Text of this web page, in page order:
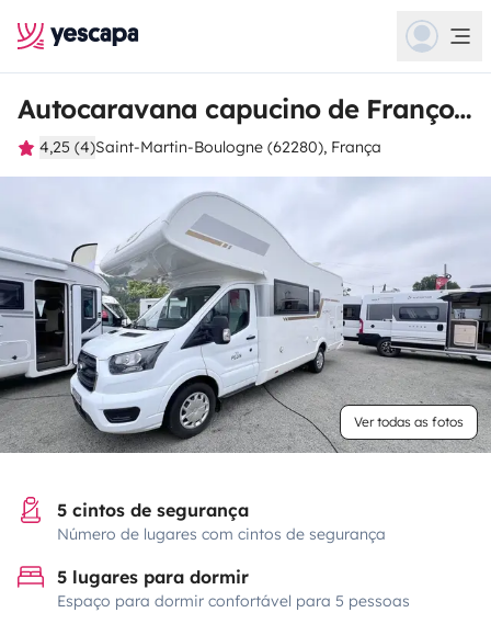
Autocaravana capucino de François
4,25 (4)Saint-Martin-Boulogne (62280), França
Ver todas as fotos
5 cintos de segurança
Número de lugares com cintos de segurança
5 lugares para dormir
Espaço para dormir confortável para 5 pessoas